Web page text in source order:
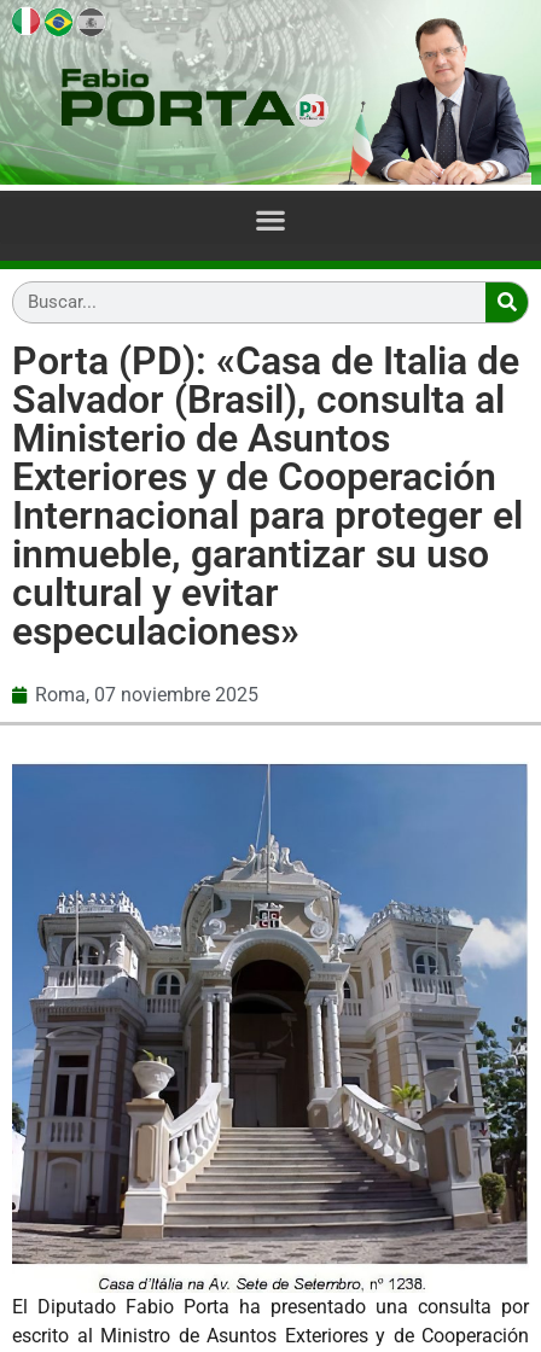
Porta (PD): «Casa de Italia de
Salvador (Brasil), consulta al
Ministerio de Asuntos
Exteriores y de Cooperación
Internacional para proteger el
inmueble, garantizar su uso
cultural y evitar
especulaciones»
Roma, 07 noviembre 2025
El Diputado Fabio Porta ha presentado una consulta por
escrito al Ministro de Asuntos Exteriores y de Cooperación